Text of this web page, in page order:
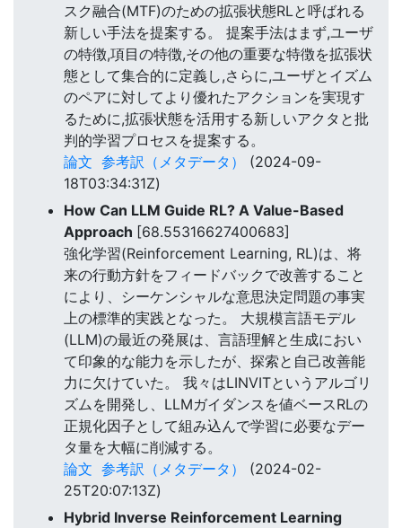
スク融合(MTF)のための拡張状態RLと呼ばれる
新しい手法を提案する。 提案手法はまず,ユーザ
の特徴,項目の特徴,その他の重要な特徴を拡張状
態として集合的に定義し,さらに,ユーザとイズム
のペアに対してより優れたアクションを実現す
るために,拡張状態を活用する新しいアクタと批
判的学習プロセスを提案する。
論文 参考訳（メタデータ）
(2024-09-
18T03:34:31Z)
How Can LLM Guide RL? A Value-Based
Approach [68.55316627400683]
強化学習(Reinforcement Learning, RL)は、将
来の行動方針をフィードバックで改善すること
により、シーケンシャルな意思決定問題の事実
上の標準的実践となった。 大規模言語モデル
(LLM)の最近の発展は、言語理解と生成におい
て印象的な能力を示したが、探索と自己改善能
力に欠けていた。 我々はLINVITというアルゴリ
ズムを開発し、LLMガイダンスを値ベースRLの
正規化因子として組み込んで学習に必要なデー
タ量を大幅に削減する。
論文 参考訳（メタデータ）
(2024-02-
25T20:07:13Z)
Hybrid Inverse Reinforcement Learning